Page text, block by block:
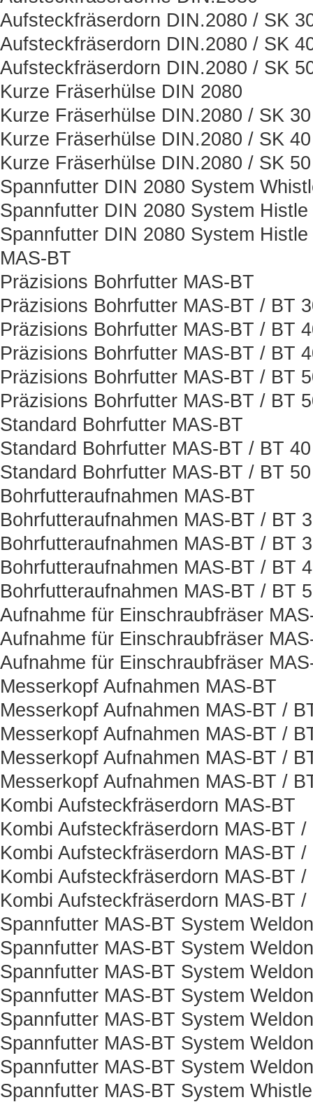
Aufsteckfräserdorn DIN.2080 / SK
Aufsteckfräserdorn DIN.2080 / SK
Aufsteckfräserdorn DIN.2080 / SK
Kurze Fräserhülse DIN 2080
Kurze Fräserhülse DIN.2080 / SK 30
Kurze Fräserhülse DIN.2080 / SK 40
Kurze Fräserhülse DIN.2080 / SK 50
Spannfutter DIN 2080 System
Spannfutter DIN 2080 System
Spannfutter DIN 2080 System
MAS-BT
Präzisions Bohrfutter MAS-BT
Präzisions Bohrfutter MAS-BT / BT
Präzisions Bohrfutter MAS-BT / BT
Präzisions Bohrfutter MAS-BT / BT
Präzisions Bohrfutter MAS-BT / BT
Präzisions Bohrfutter MAS-BT / BT
Standard Bohrfutter MAS-BT
Standard Bohrfutter MAS-BT / BT 40
Standard Bohrfutter MAS-BT / BT 50
Bohrfutteraufnahmen MAS-BT
Bohrfutteraufnahmen MAS-BT / BT
Bohrfutteraufnahmen MAS-BT / BT
Bohrfutteraufnahmen MAS-BT / BT
Bohrfutteraufnahmen MAS-BT / BT
Aufnahme für Einschraubfräser
Aufnahme für Einschraubfräser
Aufnahme für Einschraubfräser
Messerkopf Aufnahmen MAS-BT
Messerkopf Aufnahmen MAS-BT /
Messerkopf Aufnahmen MAS-BT /
Messerkopf Aufnahmen MAS-BT /
Messerkopf Aufnahmen MAS-BT /
Kombi Aufsteckfräserdorn MAS-BT
Kombi Aufsteckfräserdorn MAS-BT /
Kombi Aufsteckfräserdorn MAS-BT /
Kombi Aufsteckfräserdorn MAS-BT /
Kombi Aufsteckfräserdorn MAS-BT /
Spannfutter MAS-BT System Weldon
Spannfutter MAS-BT System
Spannfutter MAS-BT System
Spannfutter MAS-BT System
Spannfutter MAS-BT System
Spannfutter MAS-BT System
Spannfutter MAS-BT System
Spannfutter MAS-BT System